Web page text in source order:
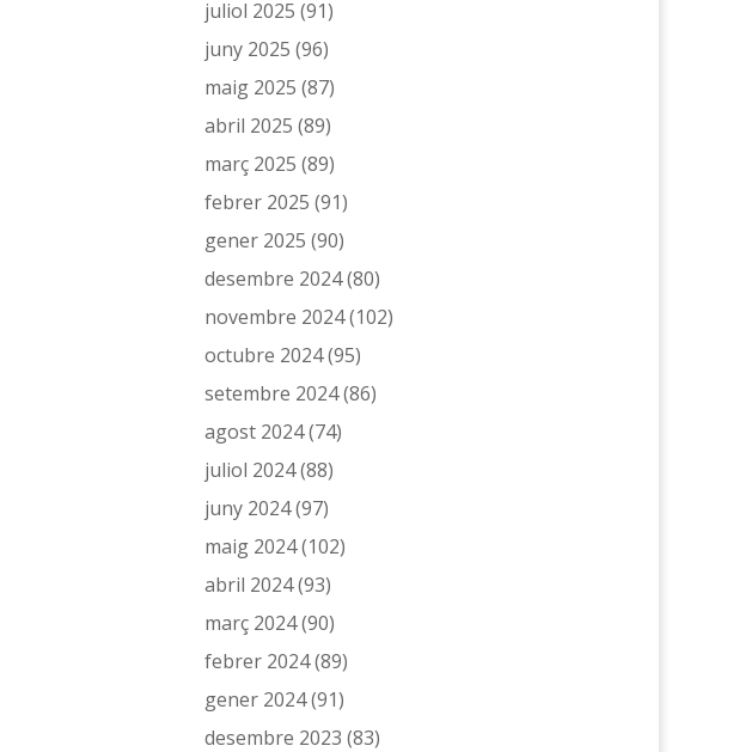
juliol 2025 (91)
juny 2025 (96)
maig 2025 (87)
abril 2025 (89)
març 2025 (89)
febrer 2025 (91)
gener 2025 (90)
desembre 2024(80)
novembre 2024(102)
octubre 2024(95)
setembre 2024(86)
agost 2024(74)
juliol 2024(88)
juny 2024(97)
maig 2024(102)
abril 2024(93)
març 2024(90)
febrer 2024(89)
gener 2024(91)
desembre 2023 (83)